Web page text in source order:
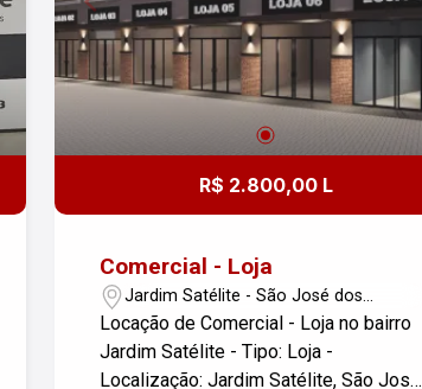
R$ 2.800,00 L
Comercial - Loja
Jardim Satélite - São José dos
Campos/SP
Locação de Comercial - Loja no bairro
Jardim Satélite - Tipo: Loja -
Localização: Jardim Satélite, São José